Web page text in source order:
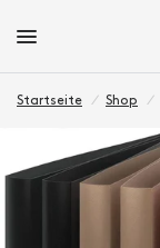
Startseite / Shop /